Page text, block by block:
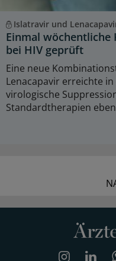
Islatravir und
Einmal
bei HIV geprüft
Eine neue
Lenacapavir erreichte in
virologische
Standardtherapien